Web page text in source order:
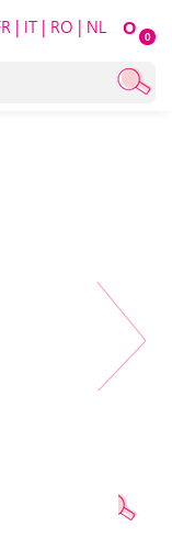
O 0
| IT | RO | NL
Next